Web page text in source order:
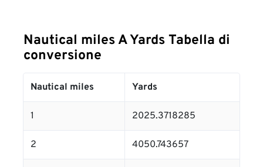
Nautical miles A Yards Tabella di
conversione
Nautical miles Yards
1 2025.3718285
2 4050.743657